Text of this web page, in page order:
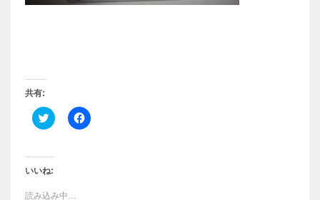
共有:
ク
リ
T
F
a
いいね:
読み込み中…